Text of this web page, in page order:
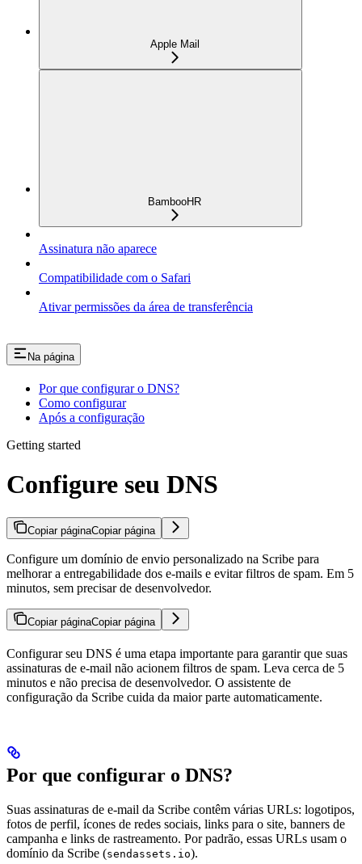
Apple Mail
BambooHR
Assinatura não aparece
Compatibilidade com o Safari
Ativar permissões da área de transferência
Na página
Por que configurar o DNS?
Como configurar
Após a configuração
Getting started
Configure seu DNS
Copiar páginaCopiar página
Configure um domínio de envio personalizado na Scribe para
melhorar a entregabilidade dos e-mails e evitar filtros de spam. Em 5
minutos, sem precisar de desenvolvedor.
Copiar páginaCopiar página
Configurar seu DNS é uma etapa importante para garantir que suas
assinaturas de e-mail não acionem filtros de spam. Leva cerca de 5
minutos e não precisa de desenvolvedor. O assistente de
configuração da Scribe cuida da maior parte automaticamente.
Por que configurar o DNS?
Suas assinaturas de e-mail da Scribe contêm várias URLs: logotipos,
fotos de perfil, ícones de redes sociais, links para o site, banners de
campanha e links de rastreamento. Por padrão, essas URLs usam o
domínio da Scribe (sendassets.io).